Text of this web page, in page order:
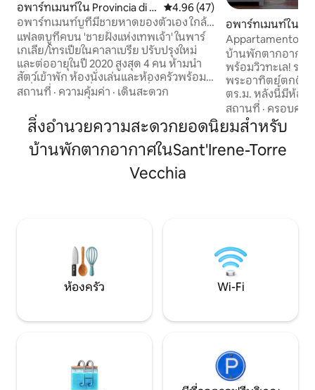
อพาร์ทเมนท์ใน Provincia di Vi
bo Valentia
คะแนนเฉลี่ย 4.96 จาก 5, 47 รีวิว
4.96 (47)
อพาร์ทเมนท์บูที่มีชายหาดของตัวเอง ใกล้
กับทรอเปีย
แฟลตบูทีคบน 'ชายฝั่งแห่งเทพเจ้า' ในพาร์
เกเลีย/โทรเปียในคาลาเบรีย ปรับปรุงใหม่
และต่ออายุในปี 2020 สูงสุด 4 คน ห้ามนำ
สัตว์เข้าพัก ห้องนั่งเล่นและห้องครัวพร้อม
เครื่องซักผ้า/เครื่องอบผ้า เครื่องล้างจาน ตู้
นอนพร้อมเตียงคู่และตู้เสื้อผ้ากว้างขวาง
ห้องน้ำพร้อมฝักบัวอาบน้ำ ระเบียงกว้าง
ขวาง 2 ระเบียง สระว่ายน้ำส่วนกลาง (เปิดใน
เดือนกรกฎาคมและสิงหาคมและใช้ได้ฟรี)
ชายหาดอยู่ในระยะเดินถึงได้ หน้าประตูเลย
สถานที่ · ความคุ้มค่า · เดินสะดวก
อพาร์ทเมนท์ใน
Appartamento 15
ไดซ์อพาร์ทเมนท์)
บ้านพักตากอากา
พร้อมวิวทะเล! ระ
พระอาทิตย์ตกดิน
ตร.ม. หลังนี้มีห้อง
นอนมีเตียงสองชั้น
อุปกรณ์ครบครันแ
ครั้งที่สองด้านนอก
ได้โดยใช้บันได เพี
และ Pizzo ซูเปอร์
สถานที่ · ครอบครัว
สิ่งอำนวยความสะดวกยอดนิยมสำหรับ
บ้านพักตากอากาศในSant'Irene-Torre
Vecchia
ห้องครัว Wi-Fi